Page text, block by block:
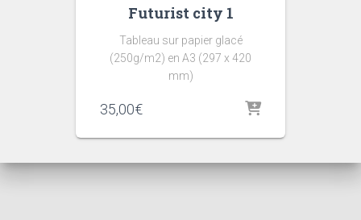
Futurist city 1
Tableau sur papier glacé
(250g/m2) en A3 (297 x 420
mm)
35,00€